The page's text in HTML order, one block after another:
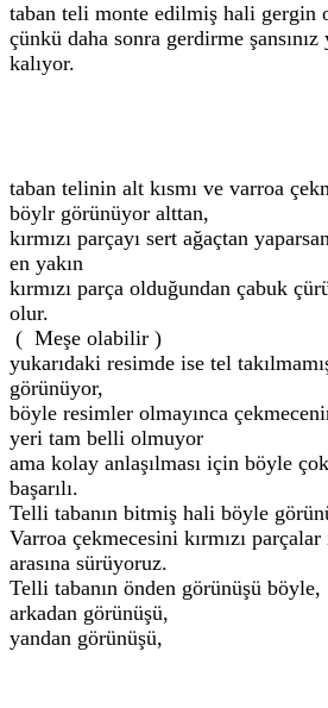
taban teli monte edilmiş hali gergin
çünkü daha sonra gerdirme
kalıyor.
taban telinin alt kısmı ve varroa
böylr görünüyor alttan,
kırmızı parçayı sert ağaçtan
en yakın
kırmızı parça olduğundan çabuk
olur.
( Meşe olabilir )
yukarıdaki resimde ise tel
görünüyor,
böyle resimler olmayınca
yeri tam belli olmuyor
ama kolay anlaşılması için böyle
başarılı.
Telli tabanın bitmiş hali böyle
Varroa çekmecesini kırmızı
arasına sürüyoruz.
Telli tabanın önden görünüşü böyle,
arkadan görünüşü,
yandan görünüşü,